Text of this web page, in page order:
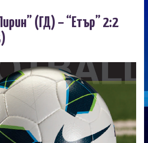
(ГД) – “Етър” 2:2